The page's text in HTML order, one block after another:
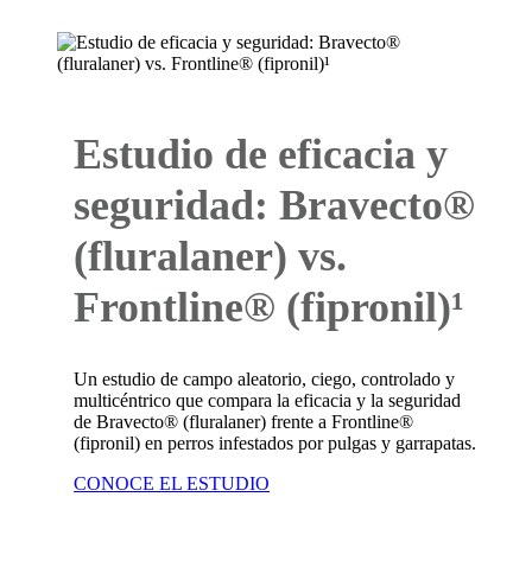
Estudio de eficacia y
seguridad: Bravecto®
(fluralaner) vs.
Frontline® (fipronil)¹
Un estudio de campo aleatorio, ciego, controlado y
multicéntrico que compara la eficacia y la seguridad
de Bravecto® (fluralaner) frente a Frontline®
(fipronil) en perros infestados por pulgas y garrapatas.
CONOCE EL ESTUDIO